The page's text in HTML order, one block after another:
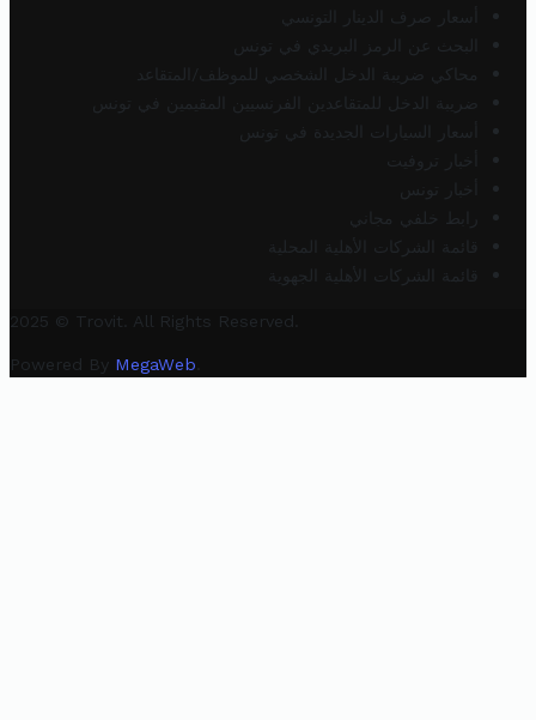
أسعار صرف الدينار التونسي
البحث عن الرمز البريدي في تونس
محاكي ضريبة الدخل الشخصي للموظف/المتقاعد
ضريبة الدخل للمتقاعدين الفرنسيين المقيمين في تونس
أسعار السيارات الجديدة في تونس
أخبار تروفيت
أخبار تونس
رابط خلفي مجاني
قائمة الشركات الأهلية المحلية
قائمة الشركات الأهلية الجهوية
2025 © Trovit. All Rights Reserved.
Powered By MegaWeb